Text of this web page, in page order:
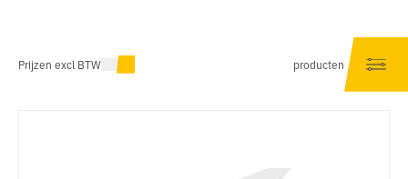
producten
Prijzen excl BTW